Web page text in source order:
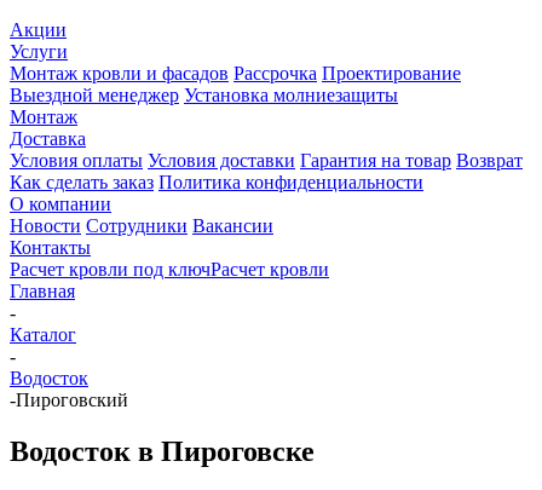
Акции
Услуги
Монтаж кровли и фасадов Рассрочка Проектирование
Выездной менеджер Установка молниезащиты
Монтаж
Доставка
Условия оплаты Условия доставки Гарантия на товар Возврат
Как сделать заказ Политика конфиденциальности
О компании
Новости Сотрудники Вакансии
Контакты
Расчет кровли под ключРасчет кровли
Главная
-
Каталог
-
Водосток
-Пироговский
Водосток в Пироговске